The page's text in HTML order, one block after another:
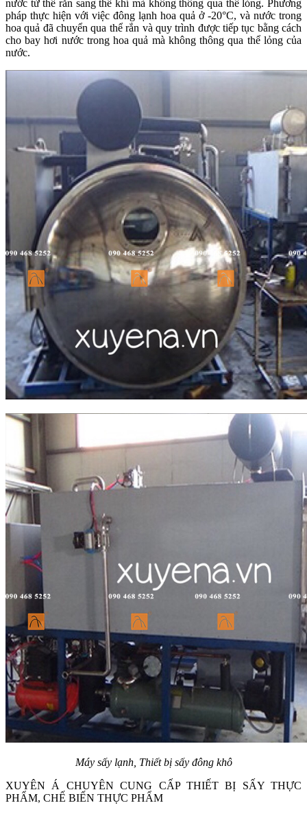
nước từ thể rắn sang thể khí mà không thông qua thể lỏng. Phương
pháp thực hiện với việc đông lạnh hoa quả ở -20°C, và nước trong
hoa quả đã chuyển qua thể rắn và quy trình được tiếp tục bằng cách
cho bay hơi nước trong hoa quả mà không thông qua thể lỏng của
nước.
Máy sấy lạnh, Thiết bị sấy đông khô
XUYÊN Á CHUYÊN CUNG CẤP THIẾT BỊ SẤY THỰC
PHẨM, CHẾ BIẾN THỰC PHẨM